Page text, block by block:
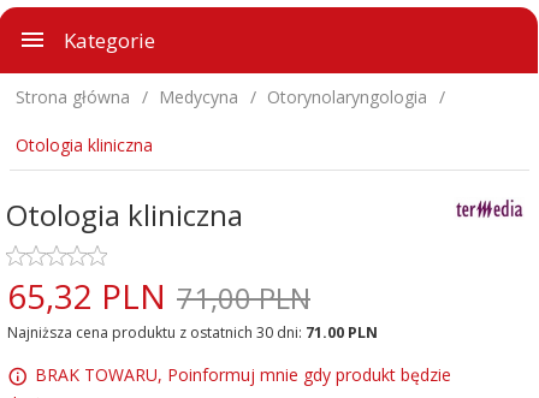
Kategorie
Strona główna Medycyna Otorynolaryngologia
Otologia kliniczna
Otologia kliniczna
65,32 PLN 71,00 PLN
Najniższa cena produktu z ostatnich 30 dni: 71.00 PLN
BRAK TOWARU, Poinformuj mnie gdy produkt będzie